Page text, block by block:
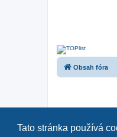
Tato stránka používá
Obsah fóra